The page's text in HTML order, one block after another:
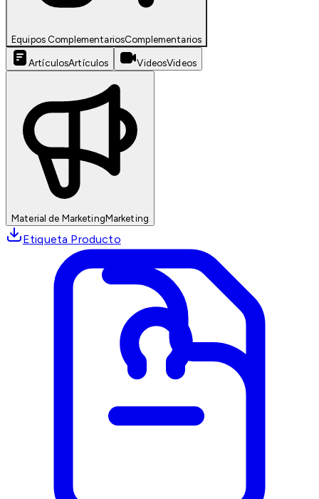
Equipos ComplementariosComplementarios
ArtículosArtículos VideosVideos
Material de MarketingMarketing
Etiqueta Producto